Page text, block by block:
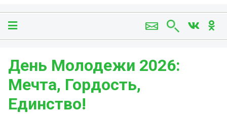
День Молодежи 2026:
Мечта, Гордость,
Единство!